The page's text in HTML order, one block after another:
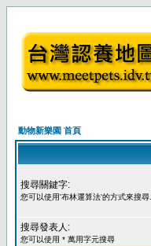
動物新樂園 首頁
搜尋關鍵字:
您可以使用'布林運算法'的方式來搜尋.
搜尋發表人:
您可以使用 * 萬用字元搜尋